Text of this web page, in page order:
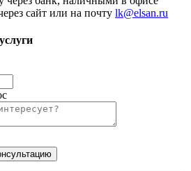
сайт или на почту lk@elsan.ru